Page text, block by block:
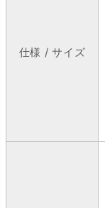
仕様 / サイズ